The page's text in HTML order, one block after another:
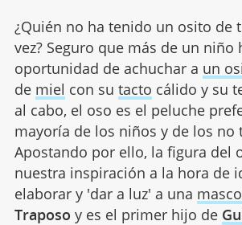
¿Quién no ha tenido un osito de
vez? Seguro que más de un niño
oportunidad de achuchar a un
de miel con su tacto cálido y su
al cabo, el oso es el peluche
mayoría de los niños y de los no
Apostando por ello, la figura del
nuestra inspiración a la hora de
elaborar y 'dar a luz' a una
Traposo y es el primer hijo de